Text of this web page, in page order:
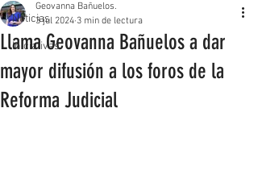
Noticias
Iniciativas
Llama Geovanna Bañuelos a dar
mayor difusión a los foros de la
Reforma Judicial
Geovanna Bañuelos.
3 jul 2024 3 min de lectura